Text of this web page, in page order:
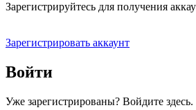
Зарегистрируйтесь для получения
Зарегистрировать аккаунт
Войти
Уже зарегистрированы? Войдите здесь.